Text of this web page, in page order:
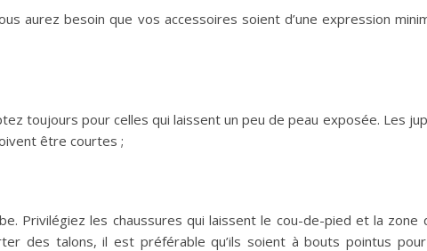
aurez besoin que vos accessoires soient d’une expression
toujours pour celles qui laissent un peu de peau exposée. Les
être courtes ;
Privilégiez les chaussures qui laissent le cou-de-pied et la zone
des talons, il est préférable qu’ils soient à bouts pointus